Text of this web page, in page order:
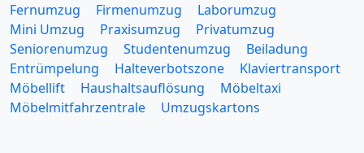
Fernumzug
Firmenumzug
Laborumzug
Mini Umzug
Praxisumzug
Privatumzug
Seniorenumzug
Studentenumzug
Beiladung
Entrümpelung
Halteverbotszone
Klaviertransport
Möbellift
Haushaltsauflösung
Möbeltaxi
Möbelmitfahrzentrale
Umzugskartons